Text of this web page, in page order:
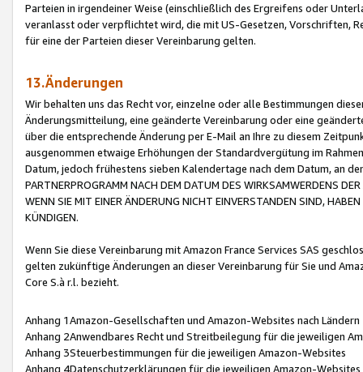
Parteien in irgendeiner Weise (einschließlich des Ergreifens oder
veranlasst oder verpflichtet wird, die mit US-Gesetzen, Vorschriften,
für eine der Parteien dieser Vereinbarung gelten.
13.Änderungen
Wir behalten uns das Recht vor, einzelne oder alle Bestimmungen
Änderungsmitteilung, eine geänderte Vereinbarung oder eine
über die entsprechende Änderung per E-Mail an Ihre zu diesem
ausgenommen etwaige Erhöhungen der Standardvergütung im
Datum, jedoch frühestens sieben Kalendertage nach dem Datum, an
PARTNERPROGRAMM NACH DEM DATUM DES WIRKSAMWERDENS
WENN SIE MIT EINER ÄNDERUNG NICHT EINVERSTANDEN SIND,
KÜNDIGEN.
Wenn Sie diese Vereinbarung mit Amazon France Services SAS
gelten zukünftige Änderungen an dieser Vereinbarung für Sie und
Core S.à r.l. bezieht.
Anhang 1Amazon-Gesellschaften und Amazon-Websites nach Ländern
Anhang 2Anwendbares Recht und Streitbeilegung für die jeweiligen
Anhang 3Steuerbestimmungen für die jeweiligen Amazon-Websites
Anhang 4Datenschutzerklärungen für die jeweiligen Amazon-Websites